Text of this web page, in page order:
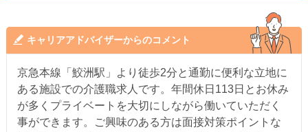
キャリアアドバイザーからのコメント
京急本線「鮫洲駅」より徒歩2分と通勤に便利な立地に
ある施設での介護職求人です。年間休日113日とお休み
が多くプライベートを大切にしながら働いていただく
事ができます。ご興味のある方は面接対策ポイントな